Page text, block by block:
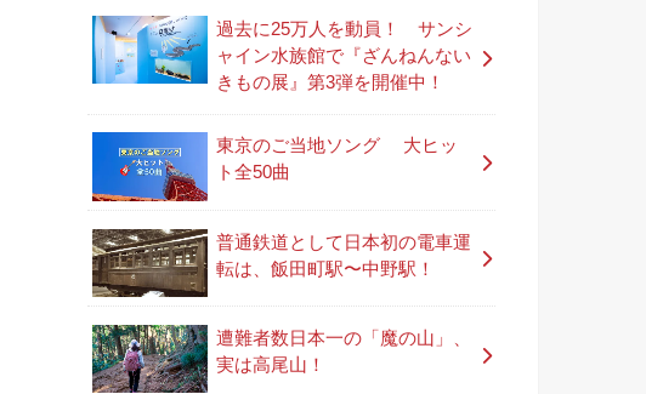
過去に25万人を動員！ サンシ
ャイン水族館で『ざんねんない
きもの展』第3弾を開催中！
東京のご当地ソング 大ヒッ
ト全50曲
普通鉄道として日本初の電車運
転は、飯田町駅〜中野駅！
遭難者数日本一の「魔の山」、
実は高尾山！